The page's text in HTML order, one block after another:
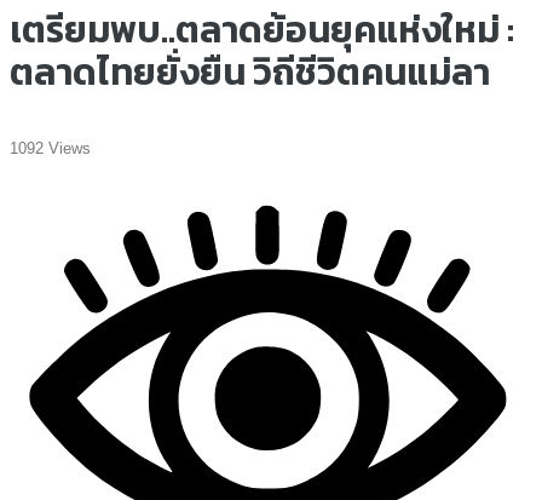
เตรียมพบ..ตลาดย้อนยุคแห่งใหม่ :
ตลาดไทยยั่งยืน วิถีชีวิตคนแม่ลา
1092 Views